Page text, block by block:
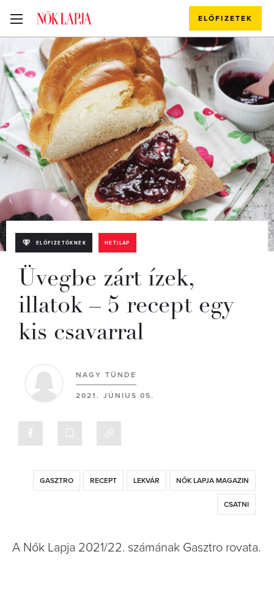
ELŐFIZETEK
ELŐFIZETŐKNEK HETILAP
Üvegbe zárt ízek,
illatok – 5 recept egy
kis csavarral
NAGY TÜNDE
2021. JÚNIUS 05.
GASZTRO RECEPT LEKVÁR NŐK LAPJA MAGAZIN
CSATNI
A Nők Lapja 2021/22. számának Gasztro rovata.